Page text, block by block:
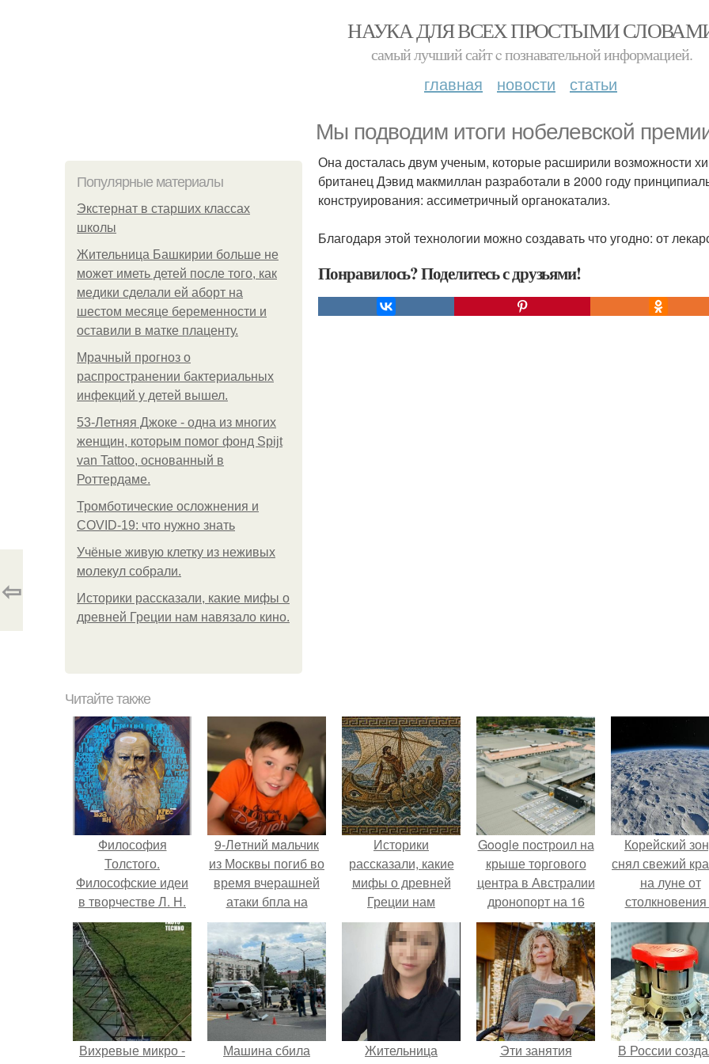
НАУКА ДЛЯ ВСЕХ ПРОСТЫМИ
самый лучший сайт c познавательной информацией.
главная новости статьи
Мы подводим итоги нобелевской
Популярные материалы
Экстернат в старших классах
школы
Жительница Башкирии больше не
может иметь детей после того, как
медики сделали ей аборт на
шестом месяце беременности и
оставили в матке плаценту.
Мрачный прогноз о
распространении бактериальных
инфекций у детей вышел.
53-Летняя Джоке - одна из многих
женщин, которым помог фонд Spijt
van Tattoo, основанный в
Роттердаме.
Тромботические осложнения и
COVID-19: что нужно знать
Учёные живую клетку из неживых
молекул собрали.
Историки рассказали, какие мифы о
древней Греции нам навязало кино.
Она досталась двум ученым, которые расширили возможности
британец Дэвид макмиллан разработали в 2000 году
конструирования: ассиметричный органокатализ.
Благодаря этой технологии можно создавать что угодно: от
Понравилось? Поделитесь с друзьями!
⇦
Читайте также
Философия
Толстого.
Философские идеи
в творчестве Л. Н.
Толстого.
9-Лeтний мaльчик
из Москвы погиб во
время вчерашней
атаки бпла на
пляже под
Геленджиком.
Историки
рассказали, какие
мифы о древней
Греции нам
навязало кино.
Google поcтроил на
крыше торгового
центра в Австралии
дронопорт на 16
устройств, чтобы
быстрее
доставлять заказы.
Корейский
снял свежий
на луне от
столкновения
обломком
Вихревые микро -
Машина сбила
Жительница
Эти занятия
В России